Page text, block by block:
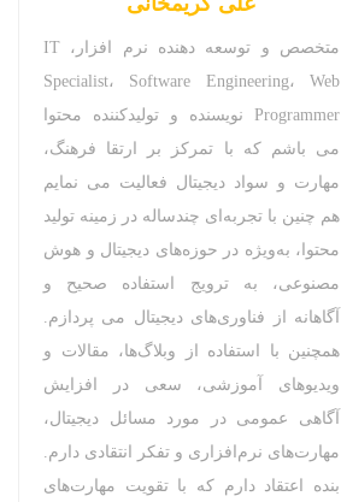
متخصص و توسعه دهنده نرم افزار، IT
Specialist، Software Engineering، Web
Programmer نویسنده و تولیدکننده محتوا
می باشم که با تمرکز بر ارتقا فرهنگ،
مهارت و سواد دیجیتال فعالیت می نمایم
هم چنین با تجربه‌ای چندساله در زمینه تولید
محتوا، به‌ویژه در حوزه‌های دیجیتال و هوش
مصنوعی، به ترویج استفاده صحیح و
آگاهانه از فناوری‌های دیجیتال می پردازم.
همچنین با استفاده از وبلاگ‌ها، مقالات و
ویدیوهای آموزشی، سعی در افزایش
آگاهی عمومی در مورد مسائل دیجیتال،
مهارت‌های نرم‌افزاری و تفکر انتقادی دارم.
بنده اعتقاد دارم که با تقویت مهارت‌های